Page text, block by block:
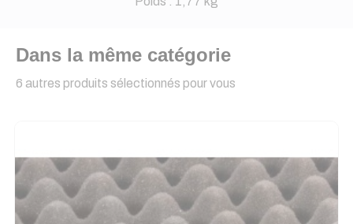
Dans la même catégorie
6 autres produits sélectionnés pour vous